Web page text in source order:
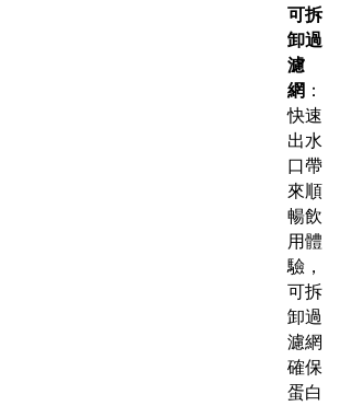
可拆
卸過
濾
網 ：
快速
出水
口帶
來順
暢飲
用體
驗，
可拆
卸過
濾網
確保
蛋白